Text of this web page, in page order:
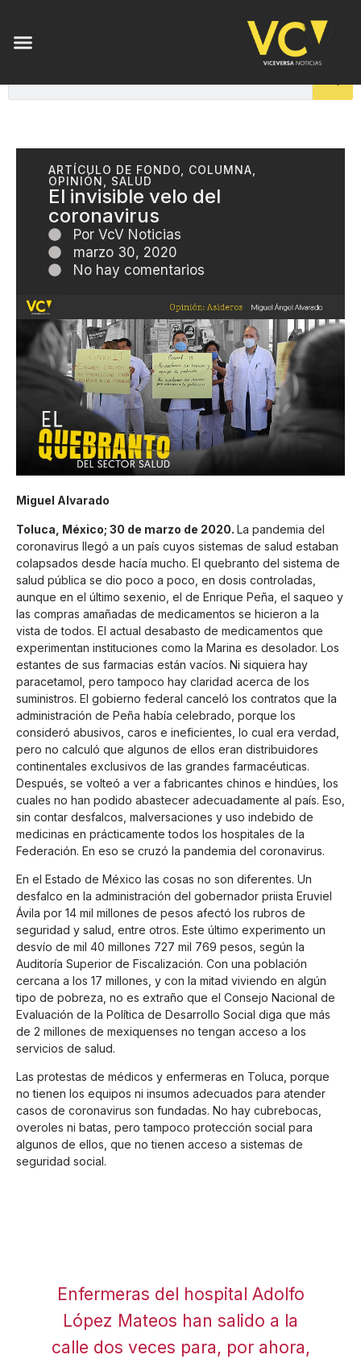
ARTÍCULO DE FONDO COLUMNA
OPINIÓN
SALUD
El invisible velo del
coronavirus
Por VcV Noticias
marzo 30, 2020
No hay comentarios
Miguel Alvarado
Toluca, México; 30 de marzo de 2020. La pandemia del
coronavirus llegó a un país cuyos sistemas de salud estaban
colapsados desde hacía mucho. El quebranto del sistema de
salud pública se dio poco a poco, en dosis controladas,
aunque en el último sexenio, el de Enrique Peña, el saqueo y
las compras amañadas de medicamentos se hicieron a la
vista de todos. El actual desabasto de medicamentos que
experimentan instituciones como la Marina es desolador. Los
estantes de sus farmacias están vacíos. Ni siquiera hay
paracetamol, pero tampoco hay claridad acerca de los
suministros. El gobierno federal canceló los contratos que la
administración de Peña había celebrado, porque los
consideró abusivos, caros e ineficientes, lo cual era verdad,
pero no calculó que algunos de ellos eran distribuidores
continentales exclusivos de las grandes farmacéuticas.
Después, se volteó a ver a fabricantes chinos e hindúes, los
cuales no han podido abastecer adecuadamente al país. Eso,
sin contar desfalcos, malversaciones y uso indebido de
medicinas en prácticamente todos los hospitales de la
Federación. En eso se cruzó la pandemia del coronavirus.
En el Estado de México las cosas no son diferentes. Un
desfalco en la administración del gobernador priista Eruviel
Ávila por 14 mil millones de pesos afectó los rubros de
seguridad y salud, entre otros. Este último experimento un
desvío de mil 40 millones 727 mil 769 pesos, según la
Auditoría Superior de Fiscalización. Con una población
cercana a los 17 millones, y con la mitad viviendo en algún
tipo de pobreza, no es extraño que el Consejo Nacional de
Evaluación de la Política de Desarrollo Social diga que más
de 2 millones de mexiquenses no tengan acceso a los
servicios de salud.
Las protestas de médicos y enfermeras en Toluca, porque
no tienen los equipos ni insumos adecuados para atender
casos de coronavirus son fundadas. No hay cubrebocas,
overoles ni batas, pero tampoco protección social para
algunos de ellos, que no tienen acceso a sistemas de
seguridad social.
Enfermeras del hospital Adolfo
López Mateos han salido a la
calle dos veces para, por ahora,